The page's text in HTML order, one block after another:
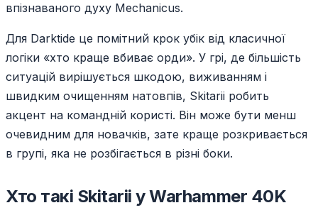
впізнаваного духу Mechanicus.
Для Darktide це помітний крок убік від класичної
логіки «хто краще вбиває орди». У грі, де більшість
ситуацій вирішується шкодою, виживанням і
швидким очищенням натовпів, Skitarii робить
акцент на командній користі. Він може бути менш
очевидним для новачків, зате краще розкривається
в групі, яка не розбігається в різні боки.
Хто такі Skitarii у Warhammer 40K